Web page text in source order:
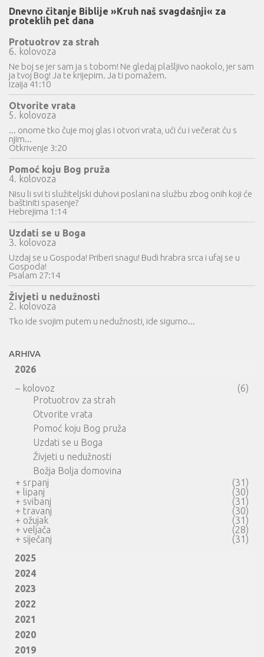
Dnevno čitanje Biblije »Kruh naš svagdašnji« za
proteklih pet dana
Protuotrov za strah
6. kolovoza
Ne boj se jer sam ja s tobom! Ne gledaj plašljivo naokolo, jer sam
ja tvoj Bog! Ja te krijepim. Ja ti pomažem.
Izaija 41:10
Otvorite vrata
5. kolovoza
... onome tko čuje moj glas i otvori vrata, ući ću i večerat ću s
njim...
Otkrivenje 3:20
Pomoć koju Bog pruža
4. kolovoza
Nisu li svi ti služiteljski duhovi poslani na službu zbog onih koji će
baštiniti spasenje?
Hebrejima 1:14
Uzdati se u Boga
3. kolovoza
Uzdaj se u Gospoda! Priberi snagu! Budi hrabra srca i ufaj se u
Gospoda!
Psalam 27:14
Živjeti u nedužnosti
2. kolovoza
Tko ide svojim putem u nedužnosti, ide sigurno...
ARHIVA
2026
– kolovoz
(6)
Protuotrov za strah
Otvorite vrata
Pomoć koju Bog pruža
Uzdati se u Boga
Živjeti u nedužnosti
Božja Bolja domovina
+ srpanj
(31)
+ lipanj
(30)
+ svibanj
(31)
+ travanj
(30)
+ ožujak
(31)
+ veljača
(28)
+ siječanj
(31)
2025
2024
2023
2022
2021
2020
2019